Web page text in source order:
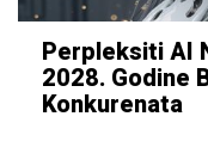
Perpleksiti AI
2028. Godine
Konkurenata